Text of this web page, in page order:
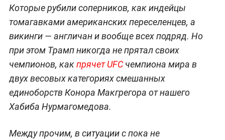
Которые рубили соперников, как индейцы
томагавками американских переселенцев, а
викинги — англичан и вообще всех подряд. Но
при этом Трамп никогда не прятал своих
чемпионов, какпрячет UFC чемпиона мира в
двух весовых категориях смешанных
единоборств Конора Макгрегора от нашего
Хабиба Нурмагомедова.
Между прочим, в ситуации с пока не